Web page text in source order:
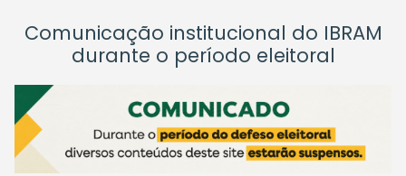
Comunicação institucional do IBRAM
durante o período eleitoral